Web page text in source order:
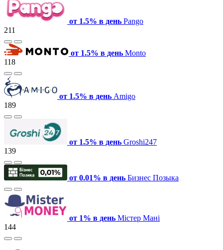
от 1.5% в день Pango
211
от 1.5% в день Monto
118
от 1.5% в день Amigo
189
от 1.5% в день Groshi247
139
от 0.01% в день Бизнес Позыка
от 1% в день Містер Мані
144